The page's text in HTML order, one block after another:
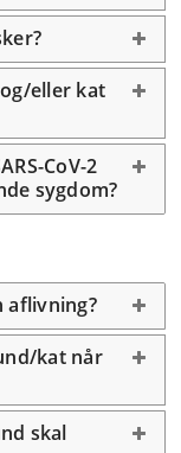
eller kat
CoV-2
sygdom?
aflivning?
kat når
skal